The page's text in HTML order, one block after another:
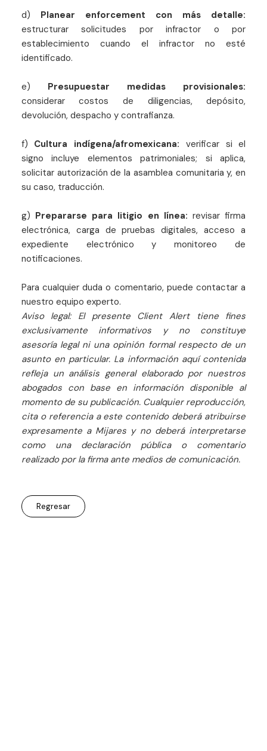
d) Planear enforcement con más detalle:
estructurar solicitudes por infractor o por
establecimiento cuando el infractor no esté
identificado.
e) Presupuestar medidas provisionales:
considerar costos de diligencias, depósito,
devolución, despacho y contrafianza.
f) Cultura indígena/afromexicana: verificar si el
signo incluye elementos patrimoniales; si aplica,
solicitar autorización de la asamblea comunitaria y, en
su caso, traducción.
g) Prepararse para litigio en línea: revisar firma
electrónica, carga de pruebas digitales, acceso a
expediente electrónico y monitoreo de
notificaciones.
Para cualquier duda o comentario, puede contactar a
nuestro equipo experto.
Aviso legal: El presente Client Alert tiene fines
exclusivamente informativos y no constituye
asesoría legal ni una opinión formal respecto de un
asunto en particular. La información aquí contenida
refleja un análisis general elaborado por nuestros
abogados con base en información disponible al
momento de su publicación. Cualquier reproducción,
cita o referencia a este contenido deberá atribuirse
expresamente a Mijares y no deberá interpretarse
como una declaración pública o comentario
realizado por la firma ante medios de comunicación.
Regresar